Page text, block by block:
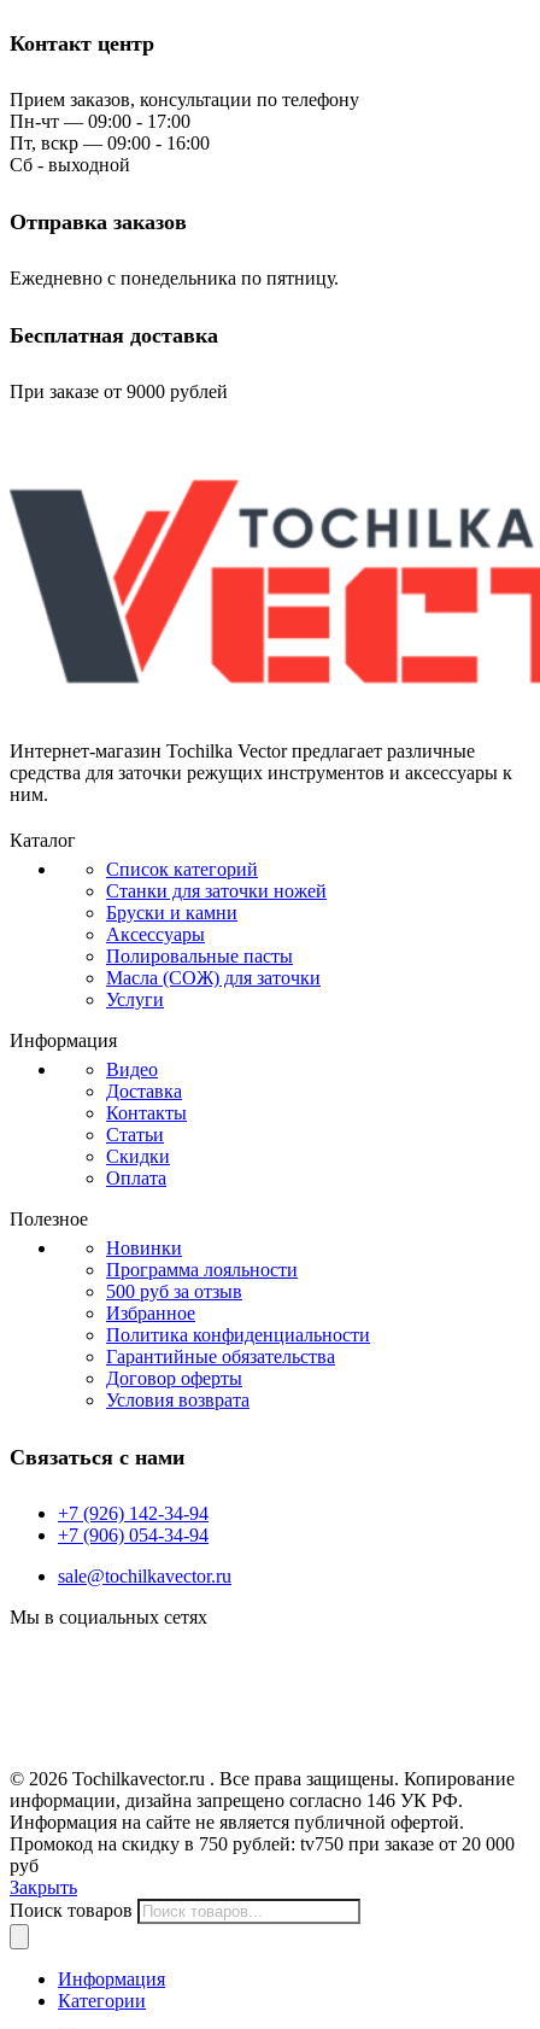
Контакт центр
Прием заказов, консультации по телефону
Пн-чт — 09:00 - 17:00
Пт, вскр — 09:00 - 16:00
Сб - выходной
Отправка заказов
Ежедневно с понедельника по пятницу.
Бесплатная доставка
При заказе от 9000 рублей
Интернет-магазин Tochilka Vector предлагает различные
средства для заточки режущих инструментов и аксессуары к
ним.
Каталог
Список категорий
Станки для заточки ножей
Бруски и камни
Аксессуары
Полировальные пасты
Масла (СОЖ) для заточки
Услуги
Информация
Видео
Доставка
Контакты
Статьи
Скидки
Оплата
Полезное
Новинки
Программа лояльности
500 руб за отзыв
Избранное
Политика конфиденциальности
Гарантийные обязательства
Договор оферты
Условия возврата
Связаться с нами
+7 (926) 142-34-94
+7 (906) 054-34-94
sale@tochilkavector.ru
Мы в социальных сетях
© 2026 Tochilkavector.ru . Все права защищены. Копирование
информации, дизайна запрещено согласно 146 УК РФ.
Информация на сайте не является публичной офертой.
Промокод на скидку в 750 рублей: tv750 при заказе от 20 000
руб
Закрыть
Поиск товаров
Информация
Категории